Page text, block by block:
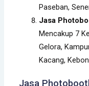
Paseban,
Jasa
Mencakup 7
Gelora,
Kacang,
Jasa